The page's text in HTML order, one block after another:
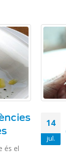
és el
14
jul.